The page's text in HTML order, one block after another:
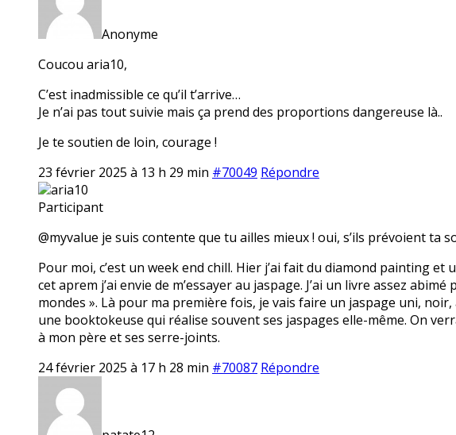
Anonyme
Coucou aria10,
C’est inadmissible ce qu’il t’arrive…
Je n’ai pas tout suivie mais ça prend des proportions dangereuse là..
Je te soutien de loin, courage !
23 février 2025 à 13 h 29 min #70049 Répondre
aria10
Participant
@myvalue je suis contente que tu ailles mieux ! oui, s’ils prévoient ta
Pour moi, c’est un week end chill. Hier j’ai fait du diamond painting et
cet aprem j’ai envie de m’essayer au jaspage. J’ai un livre assez
mondes ». Là pour ma première fois, je vais faire un jaspage uni,
une booktokeuse qui réalise souvent ses jaspages elle-même. On
à mon père et ses serre-joints.
24 février 2025 à 17 h 28 min #70087 Répondre